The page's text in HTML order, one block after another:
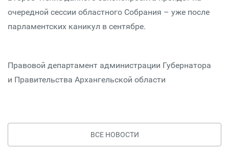
очередной сессии областного Собрания – уже после
парламентских каникул в сентябре.
Правовой департамент администрации Губернатора
и Правительства Архангельской области
ВСЕ НОВОСТИ